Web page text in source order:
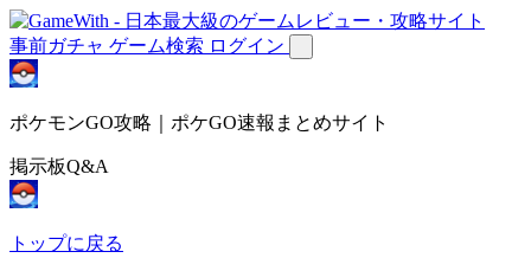
事前ガチャ ゲーム検索 ログイン
ポケモンGO攻略｜ポケGO速報まとめサイト
掲示板Q&A
トップに戻る